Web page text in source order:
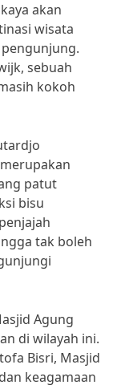
akan
wisata
sebuah
kokoh
patut
bisu
tak boleh
Agung
di wilayah ini.
Bisri, Masjid
keagamaan